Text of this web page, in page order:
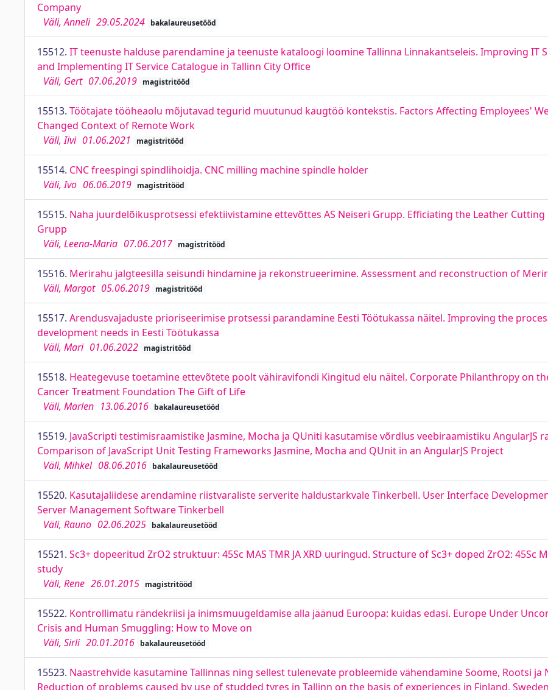
Company
Väli, Anneli 29.05.2024 bakalaureusetööd
15512. IT teenuste halduse parendamine ja teenuste kataloogi loomine Tallinna Linnakantseleis. Improving IT
and Implementing IT Service Catalogue in Tallinn City Office
Väli, Gert 07.06.2019 magistritööd
15513. Töötajate tööheaolu mõjutavad tegurid muutunud kaugtöö kontekstis. Factors Affecting Employees'
Changed Context of Remote Work
Väli, Iivi 01.06.2021 magistritööd
15514. CNC freespingi spindlihoidja. CNC milling machine spindle holder
Väli, Ivo 06.06.2019 magistritööd
15515. Naha juurdelõikusprotsessi efektiivistamine ettevõttes AS Neiseri Grupp. Efficiating the Leather Cutting
Grupp
Väli, Leena-Maria 07.06.2017 magistritööd
15516. Merirahu jalgteesilla seisundi hindamine ja rekonstrueerimine. Assessment and reconstruction of
Väli, Margot 05.06.2019 magistritööd
15517. Arendusvajaduste prioriseerimise protsessi parandamine Eesti Töötukassa näitel. Improving the
development needs in Eesti Töötukassa
Väli, Mari 01.06.2022 magistritööd
15518. Heategevuse toetamine ettevõtete poolt vähiravifondi Kingitud elu näitel. Corporate Philanthropy on
Cancer Treatment Foundation The Gift of Life
Väli, Marlen 13.06.2016 bakalaureusetööd
15519. JavaScripti testimisraamistike Jasmine, Mocha ja QUniti kasutamise võrdlus veebiraamistiku AngularJS
Comparison of JavaScript Unit Testing Frameworks Jasmine, Mocha and QUnit in an AngularJS Project
Väli, Mihkel 08.06.2016 bakalaureusetööd
15520. Kasutajaliidese arendamine riistvaraliste serverite haldustarkvale Tinkerbell. User Interface
Server Management Software Tinkerbell
Väli, Rauno 02.06.2025 bakalaureusetööd
15521. Sc3+ dopeeritud ZrO2 struktuur: 45Sc MAS TMR JA XRD uuringud. Structure of Sc3+ doped ZrO2: 45Sc
study
Väli, Rene 26.01.2015 magistritööd
15522. Kontrollimatu rändekriisi ja inimsmuugeldamise alla jäänud Euroopa: kuidas edasi. Europe Under
Crisis and Human Smuggling: How to Move on
Väli, Sirli 20.01.2016 bakalaureusetööd
15523. Naastrehvide kasutamine Tallinnas ning sellest tulenevate probleemide vähendamine Soome, Rootsi ja
Reduction of problems caused by use of studded tyres in Tallinn on the basis of experiences in Finland,